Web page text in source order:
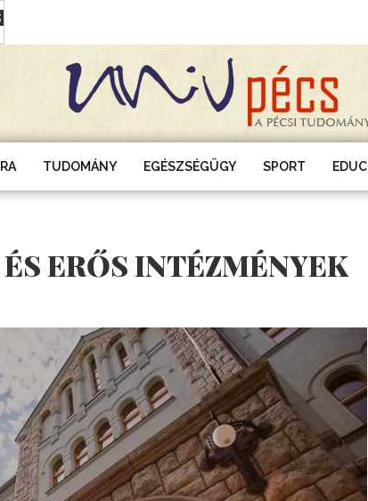
TUDOMÁNY EGÉSZSÉGÜGY SPORT EDUC
ERŐS INTÉZMÉNYEK